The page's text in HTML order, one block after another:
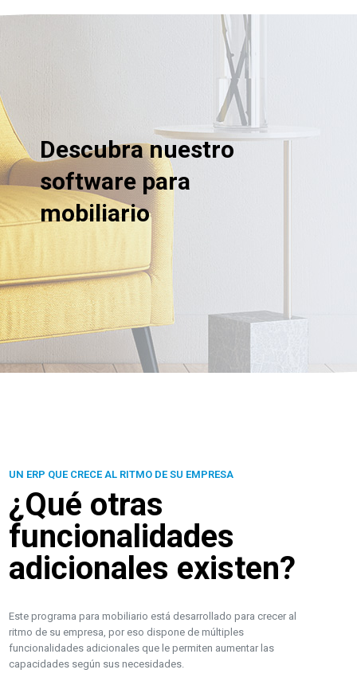
Descubra nuestro
software para
mobiliario
UN ERP QUE CRECE AL RITMO DE SU EMPRESA
¿Qué otras
funcionalidades
adicionales existen?
Este programa para mobiliario está desarrollado para crecer al
ritmo de su empresa, por eso dispone de múltiples
funcionalidades adicionales que le permiten aumentar las
capacidades según sus necesidades.